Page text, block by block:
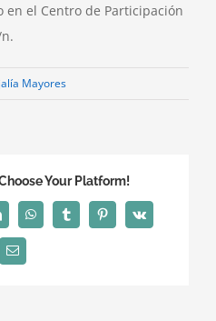
el Centro de Participación
Mayores
Your Platform!
WhatsAppTumblrPinterest
Vk
Correo
electrónico